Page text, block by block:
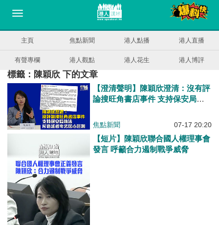
主頁 焦點新聞 港人點播 港人直播
有聲專欄 港人觀點 港人花生 港人博評
標籤：陳穎欣 下的文章
【澄清聲明】陳穎欣澄清：沒有評
論搜旺角書店事件 支持保安局執
焦點新聞 07-17 20:20
【短片】陳穎欣聯合國人權理事會
發言 呼籲合力遏制戰爭威脅